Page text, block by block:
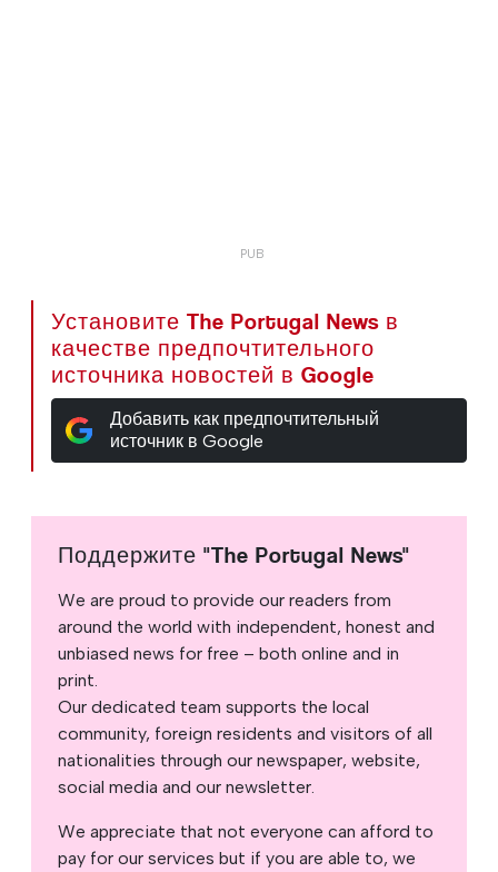
Установите The Portugal News в
качестве предпочтительного
источника новостей в Google
Добавить как предпочтительный
источник в Google
Поддержите "The Portugal News"
We are proud to provide our readers from
around the world with independent, honest and
unbiased news for free – both online and in
print.
Our dedicated team supports the local
community, foreign residents and visitors of all
nationalities through our newspaper, website,
social media and our newsletter.
We appreciate that not everyone can afford to
pay for our services but if you are able to, we